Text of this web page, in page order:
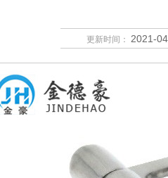
更新时间： 2021-